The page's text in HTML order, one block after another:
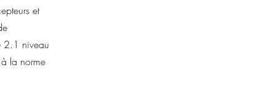
et
2.1 niveau
la norme